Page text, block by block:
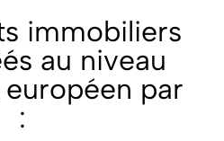
immobiliers
au niveau
par
: